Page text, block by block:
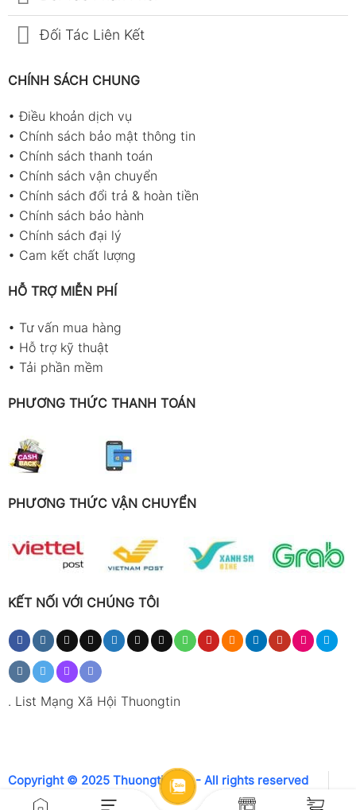
Đối Tác Liên Kết
CHÍNH SÁCH CHUNG
•Điều khoản dịch vụ
• Chính sách bảo mật thông tin
• Chính sách thanh toán
• Chính sách vận chuyển
• Chính sách đổi trả & hoàn tiền
• Chính sách bảo hành
• Chính sách đại lý
• Cam kết chất lượng
HỖ TRỢ MIỄN PHÍ
• Tư vấn mua hàng
• Hỗ trợ kỹ thuật
• Tải phần mềm
PHƯƠNG THỨC THANH TOÁN
PHƯƠNG THỨC VẬN CHUYỂN
KẾT NỐI VỚI CHÚNG TÔI
. List Mạng Xã Hội Thuongtin
Copyright © 2025 Thuongtin.net - All rights reserved